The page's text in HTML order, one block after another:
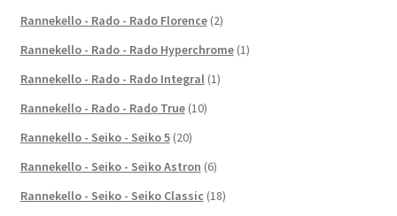
Rannekello - Rado - Rado Florence (2)
Rannekello - Rado - Rado Hyperchrome (1)
Rannekello - Rado - Rado Integral (1)
Rannekello - Rado - Rado True (10)
Rannekello - Seiko - Seiko 5 (20)
Rannekello - Seiko - Seiko Astron (6)
Rannekello - Seiko - Seiko Classic (18)